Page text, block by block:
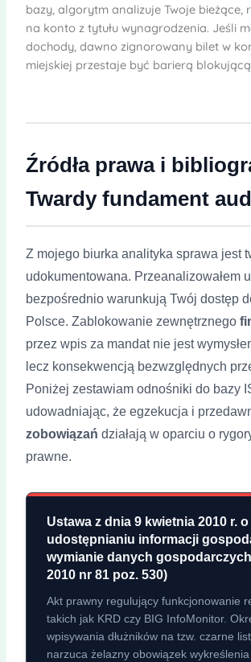
bazy, algorytm analizuje Twoje bieżące,
na konto z tytułu wynagrodzenia. Jeśli
dochody, dawno zignorowany bilet w
miejskiej przestaje być barierą
Źródła prawa i
Twardy fundament
Z mojego biurka analityka sprawa jest
udokumentowana. Przeanalizowałem
bezpośrednio warunkują Twój dostęp
Polsce. Zablokowanie zewnętrznego
przez wpis za mandat nie jest
lecz konsekwencją bezwzględnych
Poniżej zestawiam odnośniki do bazy
udowadniając, że egzekucja i
zobowiązań działają w oparciu o
prawne.
Ustawa z dnia 9 kwietnia 2010 r. o
udostępnianiu informacji
wymianie danych
2010 nr 81 poz. 530)
Akt prawny regulujący funkcjonowanie
takich jak KRD czy BIG InfoMonitor.
wpisywania dłużników na tzw. czarne
narzuca żelazny obowiązek